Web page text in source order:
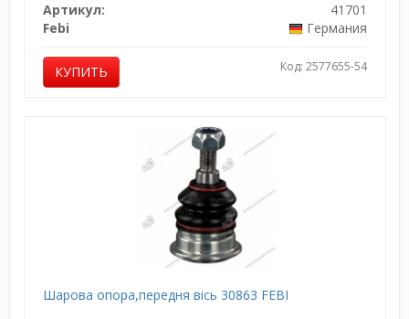
Артикул:
41701
Febi
Германия
КУПИТЬ Код: 2577655-54
Шарова опора,передня вісь 30863 FEBI